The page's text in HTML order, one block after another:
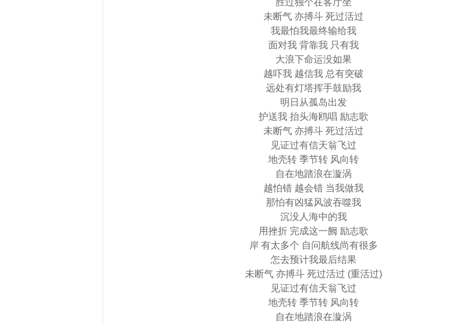
胜过独个在客厅坐
未断气 亦搏斗 死过活过
我最怕我最终输给我
面对我 背靠我 只有我
大浪下命运没如果
越吓我 越信我 总有突破
远处有灯塔挥手鼓励我
明日从孤岛出发
护送我 抬头海鸥唱 励志歌
未断气 亦搏斗 死过活过
见证过有信天翁飞过
地壳转 季节转 风向转
自在地踏浪在漩涡
越怕错 越会错 当我做我
那怕有凶猛风波吞噬我
沉没人海中的我
用挫折 完成这一阙 励志歌
岸 有太多个 自问航线尚有很多
怎去预计我最后结果
未断气 亦搏斗 死过活过 (重活过)
见证过有信天翁飞过
地壳转 季节转 风向转
自在地踏浪在漩涡